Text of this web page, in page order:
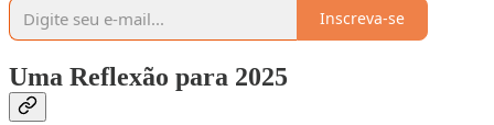
Inscreva-se
Uma Reflexão para 2025